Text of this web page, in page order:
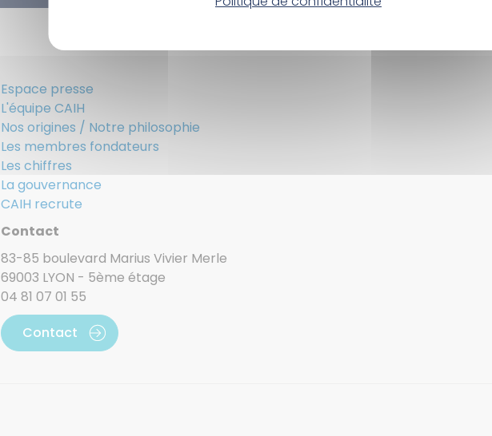
Espace presse
L'équipe CAIH
Nos origines / Notre philosophie
Les membres fondateurs
Les chiffres
La gouvernance
CAIH recrute
Contact
83-85 boulevard Marius Vivier Merle
69003 LYON - 5ème étage
04 81 07 01 55
Contact